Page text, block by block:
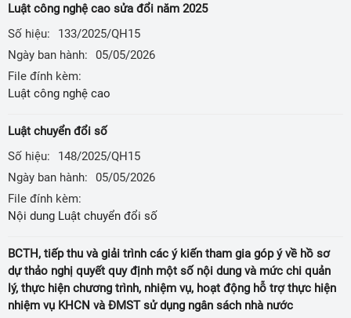
Luật công nghệ cao sửa đổi năm 2025
Số hiệu:
133/2025/QH15
Ngày ban hành:
05/05/2026
File đính kèm:
Luật công nghệ cao
Luật chuyển đổi số
Số hiệu:
148/2025/QH15
Ngày ban hành:
05/05/2026
File đính kèm:
Nội dung Luật chuyển đổi số
BCTH, tiếp thu và giải trình các ý kiến tham gia góp ý về hồ sơ
dự thảo nghị quyết quy định một số nội dung và mức chi quản
lý, thực hiện chương trình, nhiệm vụ, hoạt động hỗ trợ thực hiện
nhiệm vụ KHCN và ĐMST sử dụng ngân sách nhà nước